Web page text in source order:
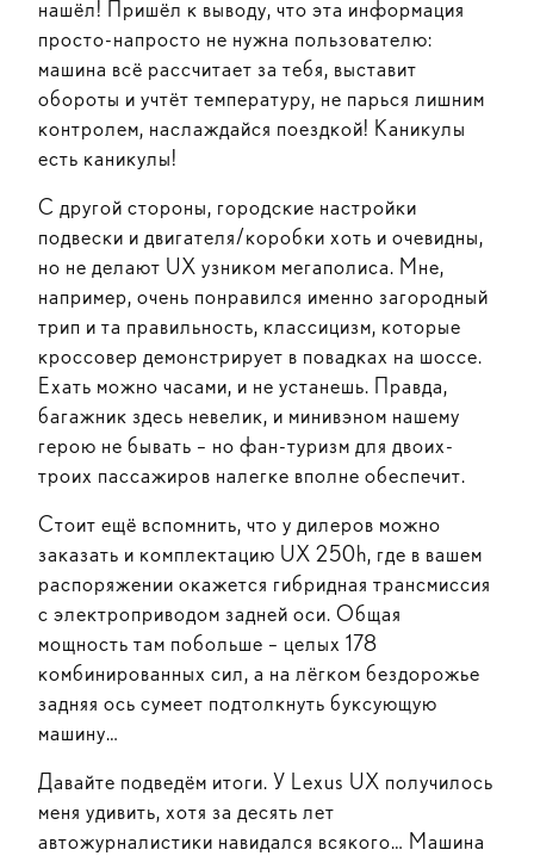
нашёл! Пришёл к выводу, что эта информация
просто-напросто не нужна пользователю:
машина всё рассчитает за тебя, выставит
обороты и учтёт температуру, не парься лишним
контролем, наслаждайся поездкой! Каникулы
есть каникулы!
С другой стороны, городские настройки
подвески и двигателя/коробки хоть и очевидны,
но не делают UX узником мегаполиса. Мне,
например, очень понравился именно загородный
трип и та правильность, классицизм, которые
кроссовер демонстрирует в повадках на шоссе.
Ехать можно часами, и не устанешь. Правда,
багажник здесь невелик, и минивэном нашему
герою не бывать – но фан-туризм для двоих-
троих пассажиров налегке вполне обеспечит.
Стоит ещё вспомнить, что у дилеров можно
заказать и комплектацию UX 250h, где в вашем
распоряжении окажется гибридная трансмиссия
с электроприводом задней оси. Общая
мощность там побольше – целых 178
комбинированных сил, а на лёгком бездорожье
задняя ось сумеет подтолкнуть буксующую
машину…
Давайте подведём итоги. У Lexus UX получилось
меня удивить, хотя за десять лет
автожурналистики навидался всякого… Машина